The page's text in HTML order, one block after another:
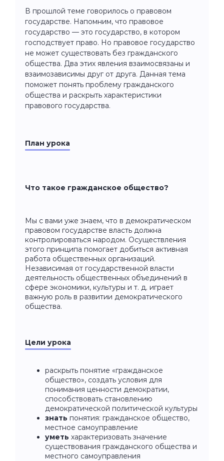
В прошлой теме говорилось о правовом
государстве. Напомним, что правовое
государство — это государство, в котором
господствует право. Но правовое государство
не может существовать без гражданского
общества. Два этих явления взаимосвязаны и
взаимозависимы друг от друга. Данная тема
поможет понять проблему гражданского
общества и раскрыть характеристики
правового государства.
План урока
Что такое гражданское общество?
Мы с вами уже знаем, что в демократическом
правовом государстве власть должна
контролироваться народом. Осуществления
этого принципа помогает добиться активная
работа общественных организаций.
Независимая от государственной власти
деятельность общественных объединений в
сфере экономики, культуры и т. д. играет
важную роль в развитии демократического
общества.
Цели урока
раскрыть понятие «гражданское
общество», создать условия для
понимания ценности демократии,
способствовать становлению
демократической политической культуры
знать понятия: гражданское общество,
местное самоуправление
уметь характеризовать значение
существования гражданского общества и
местного самоуправления